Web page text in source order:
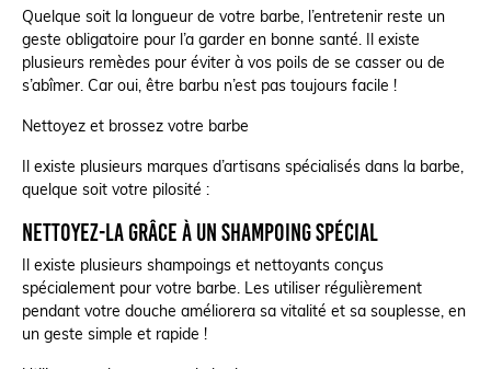
Quelque soit la longueur de votre barbe, l’entretenir reste un
geste obligatoire pour l’a garder en bonne santé. Il existe
plusieurs remèdes pour éviter à vos poils de se casser ou de
s’abîmer. Car oui, être barbu n’est pas toujours facile !
Nettoyez et brossez votre barbe
Il existe plusieurs marques d’artisans spécialisés dans la barbe,
quelque soit votre pilosité :
Nettoyez-la grâce à un shampoing spécial
Il existe plusieurs shampoings et nettoyants conçus
spécialement pour votre barbe. Les utiliser régulièrement
pendant votre douche améliorera sa vitalité et sa souplesse, en
un geste simple et rapide !